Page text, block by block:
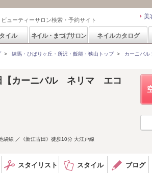
ューティーサロン検索・予約サイト 美
イル ネイル・まつげサロン ネイルカタログ
> 練馬・ひばりヶ丘・所沢・飯能・狭山トップ> カーニバル
【カーニバル ネリマ エコ
袋線 ／《新江古田》徒歩10分 大江戸線
スタイリスト スタイル ブログ